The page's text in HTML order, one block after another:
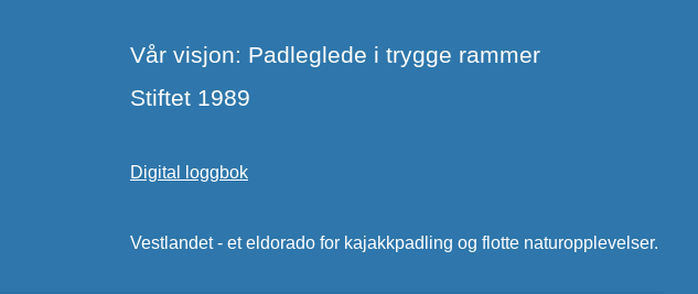
Vår visjon: Padleglede i trygge rammer
Stiftet 1989
Digital loggbok
Vestlandet - et eldorado for kajakkpadling og flotte naturopplevelser.